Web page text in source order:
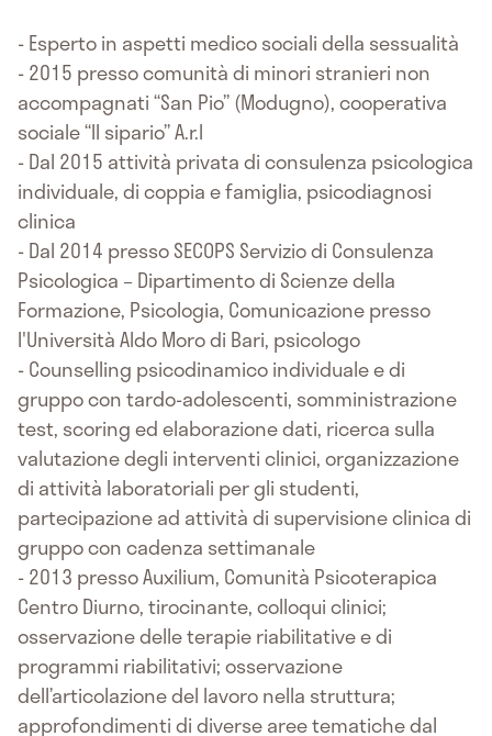
- Esperto in aspetti medico sociali della sessualità
- 2015 presso comunità di minori stranieri non
accompagnati “San Pio” (Modugno), cooperativa
sociale “Il sipario” A.r.l
- Dal 2015 attività privata di consulenza psicologica
individuale, di coppia e famiglia, psicodiagnosi
clinica
- Dal 2014 presso SECOPS Servizio di Consulenza
Psicologica – Dipartimento di Scienze della
Formazione, Psicologia, Comunicazione presso
l'Università Aldo Moro di Bari, psicologo
- Counselling psicodinamico individuale e di
gruppo con tardo-adolescenti, somministrazione
test, scoring ed elaborazione dati, ricerca sulla
valutazione degli interventi clinici, organizzazione
di attività laboratoriali per gli studenti,
partecipazione ad attività di supervisione clinica di
gruppo con cadenza settimanale
- 2013 presso Auxilium, Comunità Psicoterapica
Centro Diurno, tirocinante, colloqui clinici;
osservazione delle terapie riabilitative e di
programmi riabilitativi; osservazione
dell’articolazione del lavoro nella struttura;
approfondimenti di diverse aree tematiche dal